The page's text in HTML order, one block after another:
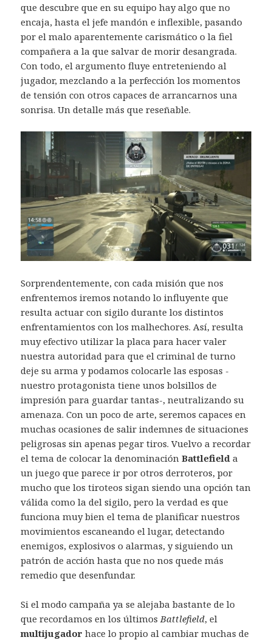
que descubre que en su equipo hay algo que no
encaja, hasta el jefe mandón e inflexible, pasando
por el malo aparentemente carismático o la fiel
compañera a la que salvar de morir desangrada.
Con todo, el argumento fluye entreteniendo al
jugador, mezclando a la perfección los momentos
de tensión con otros capaces de arrancarnos una
sonrisa. Un detalle más que reseñable.
Sorprendentemente, con cada misión que nos
enfrentemos iremos notando lo influyente que
resulta actuar con sigilo durante los distintos
enfrentamientos con los malhechores. Así, resulta
muy efectivo utilizar la placa para hacer valer
nuestra autoridad para que el criminal de turno
deje su arma y podamos colocarle las esposas -
nuestro protagonista tiene unos bolsillos de
impresión para guardar tantas-, neutralizando su
amenaza. Con un poco de arte, seremos capaces en
muchas ocasiones de salir indemnes de situaciones
peligrosas sin apenas pegar tiros. Vuelvo a recordar
el tema de colocar la denominaciónBattlefielda
un juego que parece ir por otros derroteros, por
mucho que los tiroteos sigan siendo una opción tan
válida como la del sigilo, pero la verdad es que
funciona muy bien el tema de planificar nuestros
movimientos escaneando el lugar, detectando
enemigos, explosivos o alarmas, y siguiendo un
patrón de acción hasta que no nos quede más
remedio que desenfundar.
Si el modo campaña ya se alejaba bastante de lo
que recordamos en los últimosBattlefield, el
multijugador hace lo propio al cambiar muchas de